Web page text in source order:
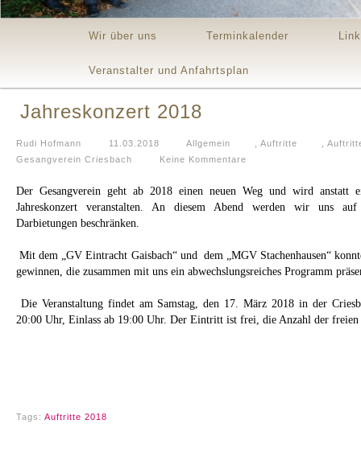
Skip to primary content
Skip to secondary content
Wir über uns Terminkalender
Veranstalter und Anfahrtsplan
Jahreskonzert 2018
Rudi Hofmann 11.03.2018 Allgemein Auftritte
Gesangverein Criesbach
Keine Kommentare
Der Gesangverein geht ab 2018 einen neuen Weg und wird anstatt
Jahreskonzert veranstalten. An diesem Abend werden wir uns auf
Darbietungen beschränken.
Mit dem „GV Eintracht Gaisbach“ und dem „MGV Stachenhausen“
gewinnen, die zusammen mit uns ein abwechslungsreiches Programm
Die Veranstaltung findet am Samstag, den 17. März 2018 in der
20:00 Uhr, Einlass ab 19:00 Uhr. Der Eintritt ist frei, die Anzahl der freien
Tags: Auftritte 2018